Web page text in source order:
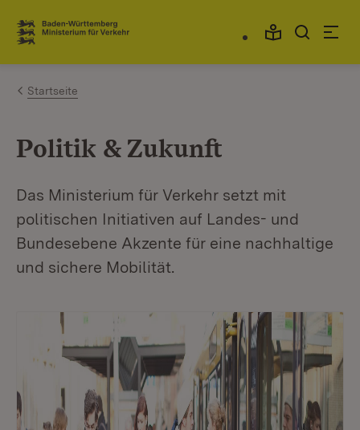
Zum Inhalt springen
Link zur Startseite
Startseite
Politik & Zukunft
Das Ministerium für Verkehr setzt mit
politischen Initiativen auf Landes- und
Bundesebene Akzente für eine nachhaltige
und sichere Mobilität.